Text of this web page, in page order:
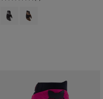
Product swatch type of Noir/Gris.
Product swatch type of